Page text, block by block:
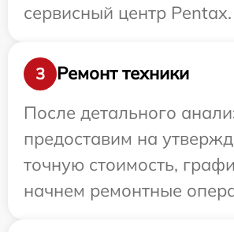
сервисный центр Pentax.
3
Ремонт техники
После детального
предоставим на
точную стоимость,
начнем ремонтные